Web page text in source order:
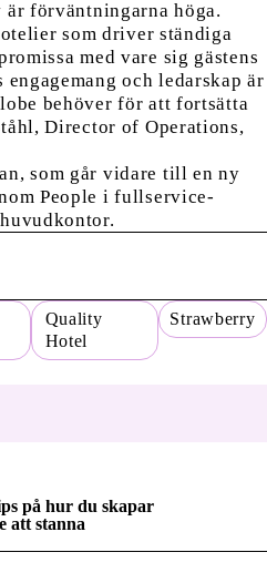
förväntningarna höga.
som driver ständiga
med vare sig gästens
och ledarskap är
behöver för att fortsätta
Director of Operations,
som går vidare till en ny
People i fullservice-
Quality
Hotel
Strawberry
på hur du skapar
att stanna